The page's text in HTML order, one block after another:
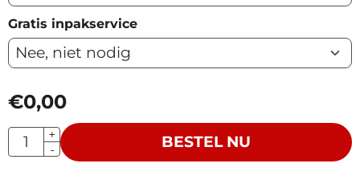
Gratis inpakservice
€0,00
Aantal
+
-
BESTEL NU